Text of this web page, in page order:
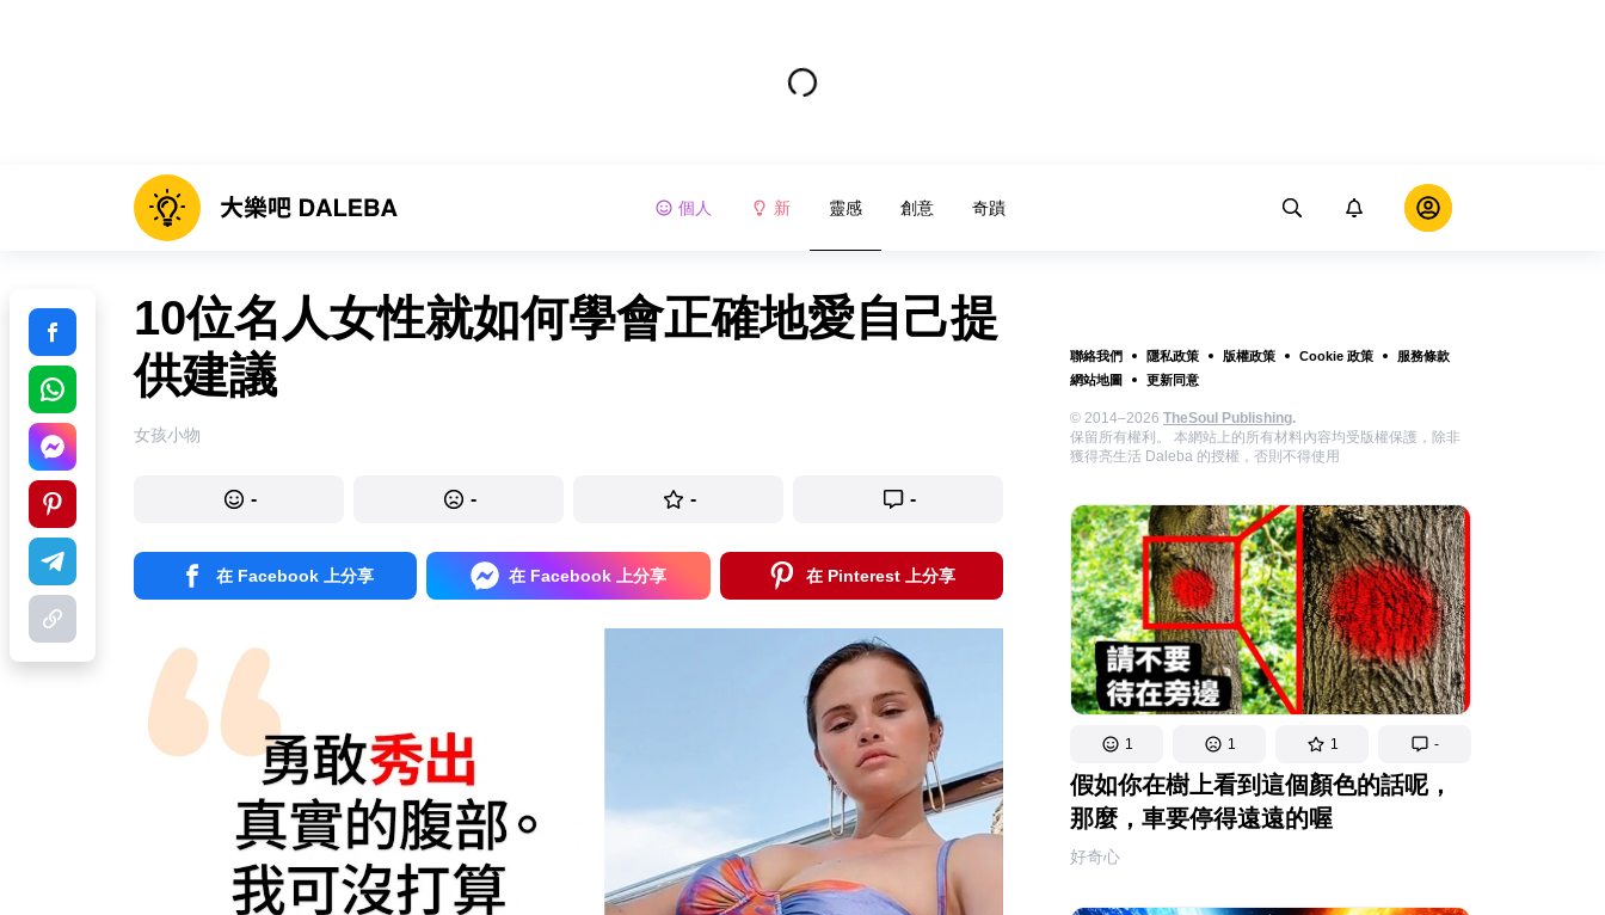
個人 新 靈感 創意 奇蹟
聯絡我們 隱私政策 版權政策 Cookie 政策
服務條款
網站地圖
更新同意
© 2014–2026 TheSoul Publishing.
保留所有權利。 本網站上的所有材料內容均受版權保護，除非
獲得亮生活 Daleba 的授權，否則不得使用
1 1 1 -
假如你在樹上看到這個顏色的話呢，
那麼，車要停得遠遠的喔
好奇心
10位名人女性就如何學會正確地愛自己提
供建議
女孩小物
- - - -
在 Facebook 上分享 在 Facebook 上分享 在 Pinterest 上分享